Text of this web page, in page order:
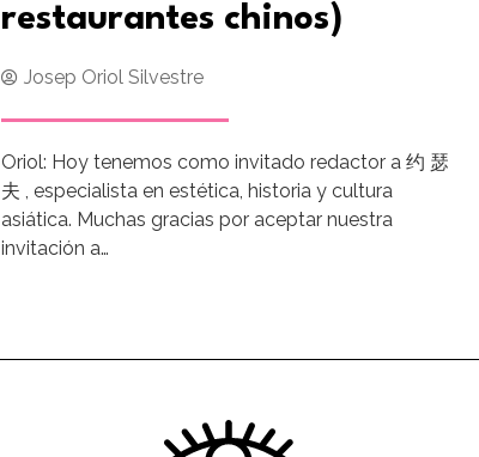
restaurantes chinos)
Josep Oriol Silvestre
Oriol: Hoy tenemos como invitado redactor a 约 瑟
夫 , especialista en estética, historia y cultura
asiática. Muchas gracias por aceptar nuestra
invitación a…